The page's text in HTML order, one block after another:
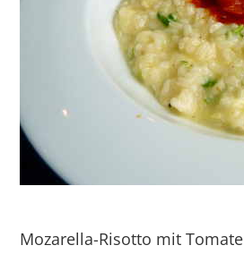
Mozarella-Risotto mit